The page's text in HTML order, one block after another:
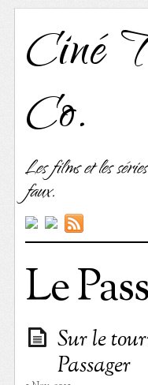
Ciné
Co.
Les films et les
faux.
Le
Sur le
Passager